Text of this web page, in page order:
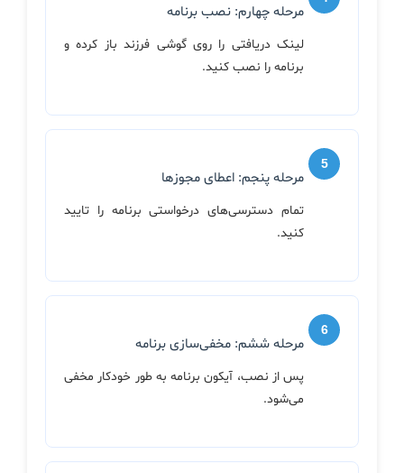
مرحله چهارم: نصب برنامه
لینک دریافتی را روی گوشی فرزند باز کرده و
برنامه را نصب کنید.
مرحله پنجم: اعطای مجوزها
تمام دسترسی‌های درخواستی برنامه را تایید
کنید.
مرحله ششم: مخفی‌سازی برنامه
پس از نصب، آیکون برنامه به طور خودکار مخفی
می‌شود.